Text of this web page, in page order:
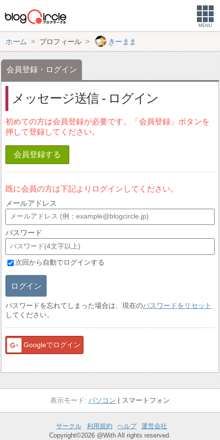
MENU
ホーム プロフィール きーまま
会員登録・ログイン
メッセージ送信 - ログイン
初めての方は会員登録が必要です。「会員登録」ボタンを
押して登録してください。
会員登録する
既に会員の方は下記よりログインしてください。
メールアドレス
パスワード
次回から自動でログインする
ログイン
パスワードを忘れてしまった場合は、現在のパスワードをリセット
してください。
Googleでログイン
パソコン スマートフォン
サークル 利用規約 ヘルプ
運営会社
Copyright©2026 @With All rights reserved.